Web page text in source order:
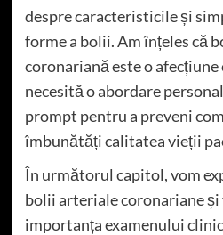
despre caracteristicile și
forme a bolii. Am înțeles că
coronariană este o afecțiune
necesită o abordare
prompt pentru a preveni
îmbunătăți calitatea vieții
În următorul capitol, vom
bolii arteriale coronariane și
importanța examenului